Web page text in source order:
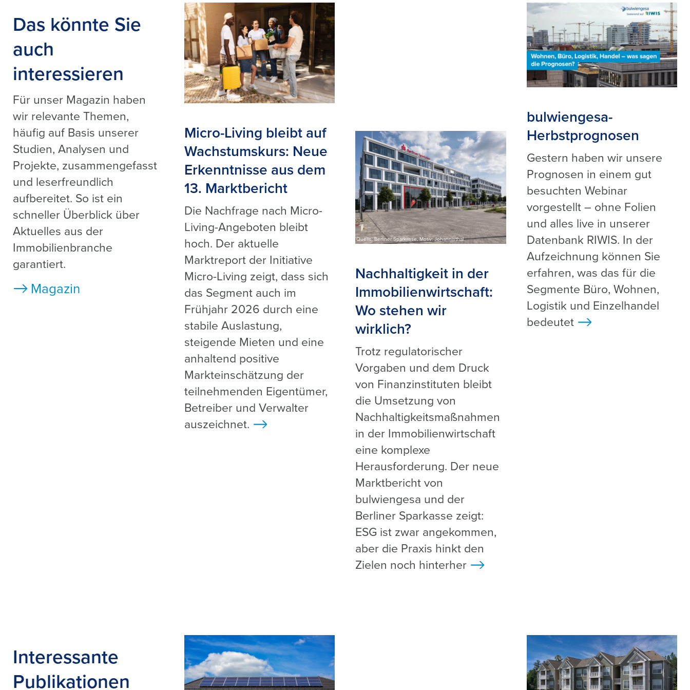
Das könnte Sie
auch
interessieren
Für unser Magazin haben
wir relevante Themen,
häufig auf Basis unserer
Studien, Analysen und
Projekte, zusammengefasst
und leserfreundlich
aufbereitet. So ist ein
schneller Überblick über
Aktuelles aus der
Immobilienbranche
garantiert.
Magazin
Quelle: Shutterstock
Micro-Living bleibt auf
Wachstumskurs: Neue
Erkenntnisse aus dem
13. Marktbericht
Die Nachfrage nach Micro-
Living-Angeboten bleibt
hoch. Der aktuelle
Marktreport der Initiative
Micro-Living zeigt, dass sich
das Segment auch im
Frühjahr 2026 durch eine
stabile Auslastung,
steigende Mieten und eine
anhaltend positive
Markteinschätzung der
teilnehmenden Eigentümer,
Betreiber und Verwalter
auszeichnet.
Quelle: Berliner Sparkasse, Motiv: Johannisthal
Nachhaltigkeit in der
Immobilienwirtschaft:
Wo stehen wir
wirklich?
Trotz regulatorischer
Vorgaben und dem Druck
von Finanzinstituten bleibt
die Umsetzung von
Nachhaltigkeitsmaßnahmen
in der Immobilienwirtschaft
eine komplexe
Herausforderung. Der neue
Marktbericht von
bulwiengesa und der
Berliner Sparkasse zeigt:
ESG ist zwar angekommen,
aber die Praxis hinkt den
Zielen noch hinterher
bulwiengesa-
Herbstprognosen
Gestern haben wir unsere
Prognosen in einem gut
besuchten Webinar
vorgestellt – ohne Folien
und alles live in unserer
Datenbank RIWIS. In der
Aufzeichnung können Sie
erfahren, was das für die
Segmente Büro, Wohnen,
Logistik und Einzelhandel
bedeutet
Interessante
Publikationen